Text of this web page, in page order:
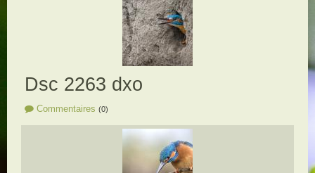
Dsc 2263 dxo
Commentaires (0)